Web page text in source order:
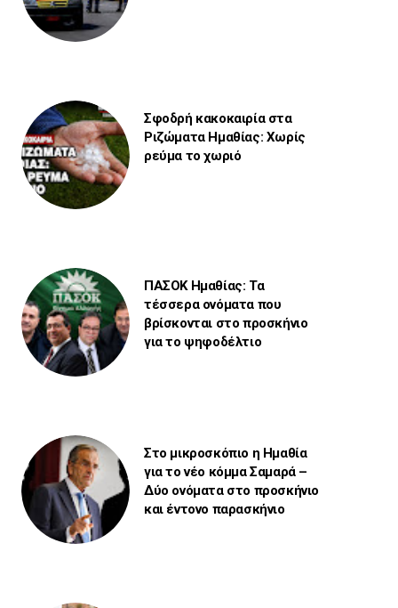
Σφοδρή κακοκαιρία στα
Ριζώματα Ημαθίας: Χωρίς
ρεύμα το χωριό
ΠΑΣΟΚ Ημαθίας: Τα
τέσσερα ονόματα που
βρίσκονται στο προσκήνιο
για το ψηφοδέλτιο
Στο μικροσκόπιο η Ημαθία
για το νέο κόμμα Σαμαρά –
Δύο ονόματα στο προσκήνιο
και έντονο παρασκήνιο